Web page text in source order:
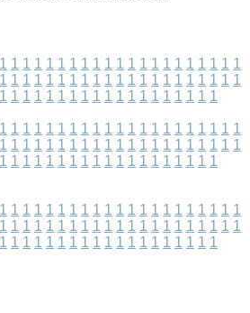
1 1 1 1 1 1 1 1 1 1 1 1 1 1 1 1 1 1 1 1 1
1 1 1 1 1 1 1 1 1 1 1 1 1 1 1 1 1 1 1 1 1
1 1 1 1 1 1 1 1 1 1 1 1 1 1 1 1 1 1 1
1 1 1 1 1 1 1 1 1 1 1 1 1 1 1 1 1 1 1 1 1
1 1 1 1 1 1 1 1 1 1 1 1 1 1 1 1 1 1 1 1 1
1 1 1 1 1 1 1 1 1 1 1 1 1 1 1 1 1 1 1
1 1 1 1 1 1 1 1 1 1 1 1 1 1 1 1 1 1 1 1 1
1 1 1 1 1 1 1 1 1 1 1 1 1 1 1 1 1 1 1 1 1
1 1 1 1 1 1 1 1 1 1 1 1 1 1 1 1 1 1 1